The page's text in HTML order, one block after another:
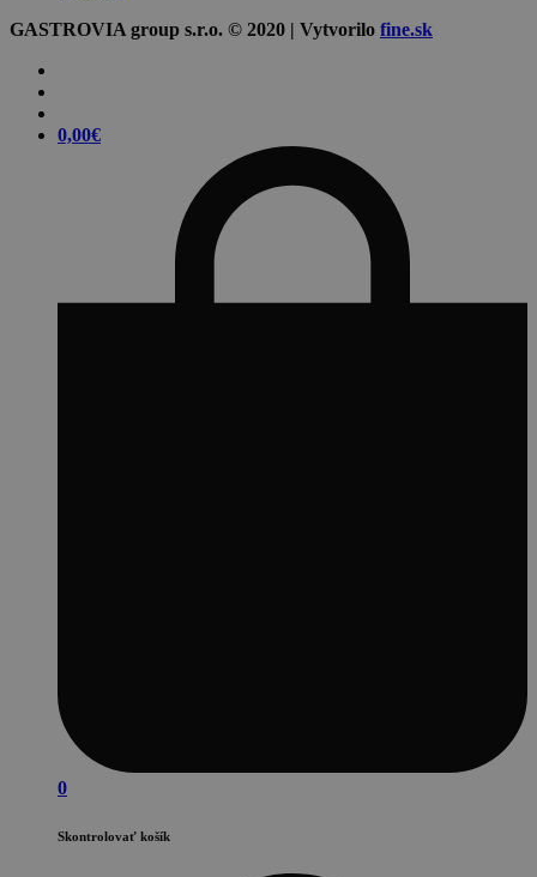
GASTROVIA group s.r.o. © 2020 | Vytvorilo fine.sk
0,00€
0
Skontrolovať košík